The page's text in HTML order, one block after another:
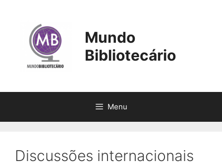
conteúdo
Mundo
Bibliotecário
Menu
Discussões internacionais